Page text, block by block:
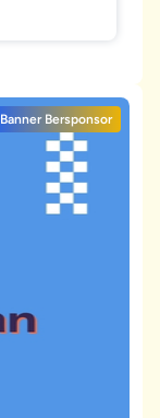
Banner Bersponsor